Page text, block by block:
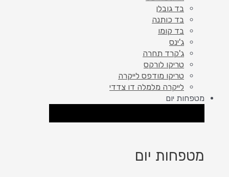
בד גובלן
בד כותנה
בד קומו
ג'ינס
ג'קרד תחרה
טריקו לורקס
טריקו מודפס לייקרה
לייקרה מלמלה דו צדדי
מטפחות יום
מטפחות יום